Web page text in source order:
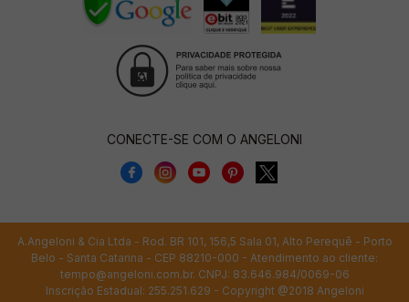
CONECTE-SE COM O ANGELONI
A.Angeloni & Cia Ltda - Rod. BR 101, 156,5 Sala 01, Alto Perequê - Porto
Belo - Santa Catarina - CEP 88210-000 - Atendimento ao cliente:
tempo@angeloni.com.br. CNPJ: 83.646.984/0069-06
Inscrição Estadual: 255.251.629 - Copyright @2018 Angeloni